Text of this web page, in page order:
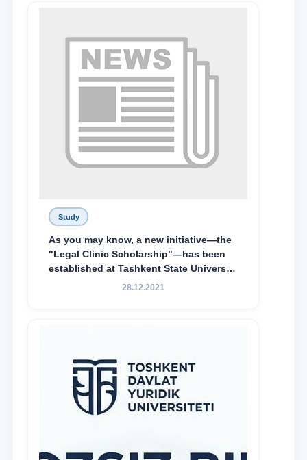
Special Scholarship.
Study
As you may know, a new initiative—the
"Legal Clinic Scholarship"—has been
established at Tashkent State University
of Law to encourage talented, active,
28.12.2021